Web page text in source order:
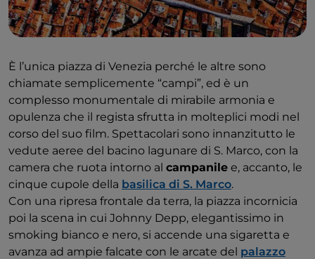
È l’unica piazza di Venezia perché le altre sono
chiamate semplicemente “campi”, ed è un
complesso monumentale di mirabile armonia e
opulenza che il regista sfrutta in molteplici modi nel
corso del suo film. Spettacolari sono innanzitutto le
vedute aeree del bacino lagunare di S. Marco, con la
camera che ruota intorno al campanile e, accanto, le
cinque cupole della basilica di S. Marco.
Con una ripresa frontale da terra, la piazza incornicia
poi la scena in cui Johnny Depp, elegantissimo in
smoking bianco e nero, si accende una sigaretta e
avanza ad ampie falcate con le arcate del palazzo